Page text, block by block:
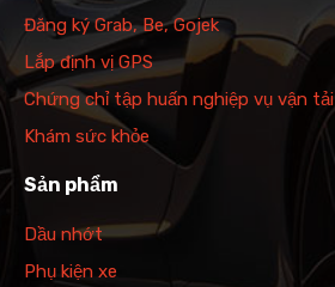
Đăng ký Grab, Be, Gojek
Lắp định vị GPS
Chứng chỉ tập huấn nghiệp vụ vận tải
Khám sức khỏe
Sản phẩm
Dầu nhớt
Phụ kiện xe